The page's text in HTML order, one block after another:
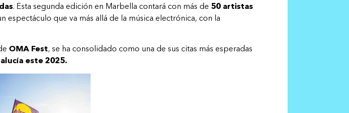
. Esta segunda edición en Marbella contará con más de 50 artistas
espectáculo que va más allá de la música electrónica, con la
OMA Fest, se ha consolidado como una de sus citas más esperadas
este 2025.